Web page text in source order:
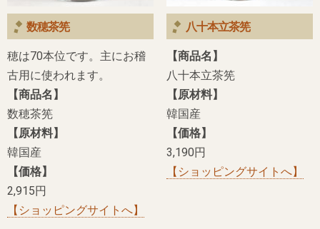
数穂茶筅
穂は70本位です。主にお稽
古用に使われます。
【商品名】
数穂茶筅
【原材料】
韓国産
【価格】
2,915円
【ショッピングサイトへ】
八十本立茶筅
【商品名】
八十本立茶筅
【原材料】
韓国産
【価格】
3,190円
【ショッピングサイトへ】